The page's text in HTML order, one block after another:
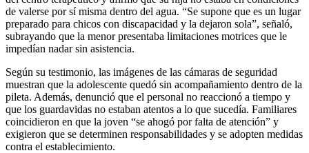
de valerse por sí misma dentro del agua. “Se supone que es un lugar
preparado para chicos con discapacidad y la dejaron sola”, señaló,
subrayando que la menor presentaba limitaciones motrices que le
impedían nadar sin asistencia.
Según su testimonio, las imágenes de las cámaras de seguridad
muestran que la adolescente quedó sin acompañamiento dentro de la
pileta. Además, denunció que el personal no reaccionó a tiempo y
que los guardavidas no estaban atentos a lo que sucedía. Familiares
coincidieron en que la joven “se ahogó por falta de atención” y
exigieron que se determinen responsabilidades y se adopten medidas
contra el establecimiento.